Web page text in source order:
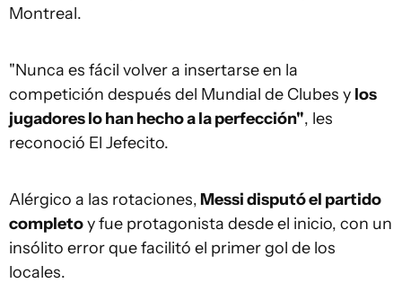
Montreal.
"Nunca es fácil volver a insertarse en la
competición después del Mundial de Clubes y los
jugadores lo han hecho a la perfección", les
reconoció El Jefecito.
Alérgico a las rotaciones, Messi disputó el partido
completoy fue protagonista desde el inicio, con un
insólito error que facilitó el primer gol de los
locales.